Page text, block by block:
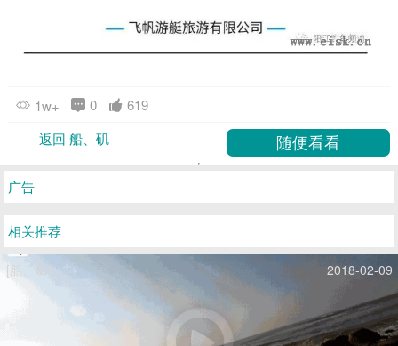
1w+ 0
619
返回 船、矶
广告
相关推荐
[船、矶] 2018-02-09